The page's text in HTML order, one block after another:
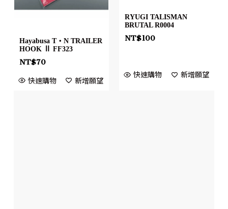
Hayabusa T・N TRAILER
HOOK Ⅱ FF323
NT$70
快速購物 新增願望
RYUGI TALISMAN
BRUTAL R0004
NT$100
快速購物 新增願望